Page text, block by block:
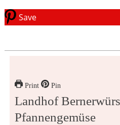
Save
Print Pin
Landhof
Pfannengemüse